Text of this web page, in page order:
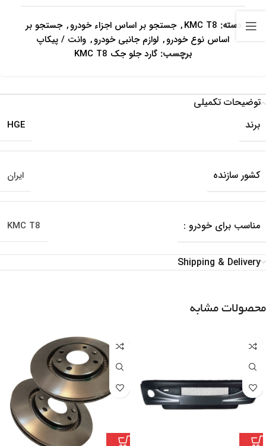
دسته: KMC T8
, جستجو بر اساس اجزاء خودرو, جستجو بر
اساس نوع خودرو, لوازم جانبی خودرو, وانت / پیکاپ
برچسب: گارد جلو جک KMC T8
توضیحات تکمیلی
برند
HGE
کشور سازنده ایران
مناسب برای خودرو : KMC T8
Shipping & Delivery
محصولات مشابه